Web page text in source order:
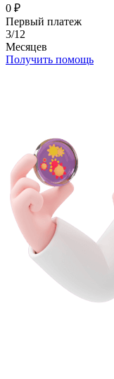
0 ₽
Первый платеж
3/12
Месяцев
Получить помощь